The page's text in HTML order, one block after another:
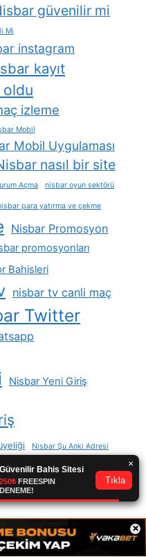
×
güvenilir mi
Mi
instagram
kayıt
oldu
izleme
Mobil
Mobil Uygulaması
nasıl bir site
Açma nisbar oyun sektörü
para yatırma ve çekme
Nisbar Promosyon
promosyonları
Bahisleri
nisbar tv canli maç
Twitter
Nisbar Yeni Giriş
Nisbar Şu Anki Adresi
şikayet var
yeni giris nisbar